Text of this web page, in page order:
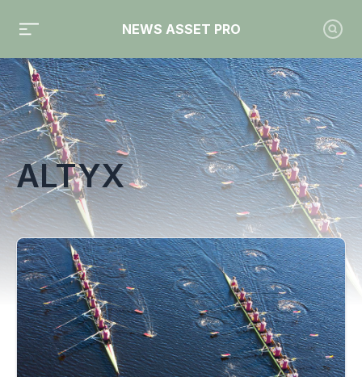
NEWS ASSET PRO
Toute l'actualité sur le tag "Altyx"
ALTYX